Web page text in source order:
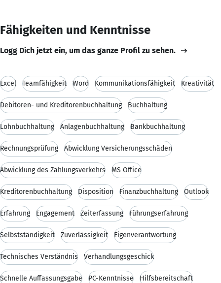
Fähigkeiten und Kenntnisse
Logg Dich jetzt ein, um das ganze Profil zu sehen.
Excel Teamfähigkeit Word Kommunikationsfähigkeit Kreativität
Debitoren- und Kreditorenbuchhaltung Buchhaltung
Lohnbuchhaltung Anlagenbuchhaltung Bankbuchhaltung
Rechnungsprüfung Abwicklung Versicherungsschäden
Abwicklung des Zahlungsverkehrs MS Office
Kreditorenbuchhaltung Disposition Finanzbuchhaltung Outlook
Erfahrung Engagement Zeiterfassung Führungserfahrung
Selbstständigkeit Zuverlässigkeit Eigenverantwortung
Technisches Verständnis Verhandlungsgeschick
Schnelle Auffassungsgabe PC-Kenntnisse Hilfsbereitschaft